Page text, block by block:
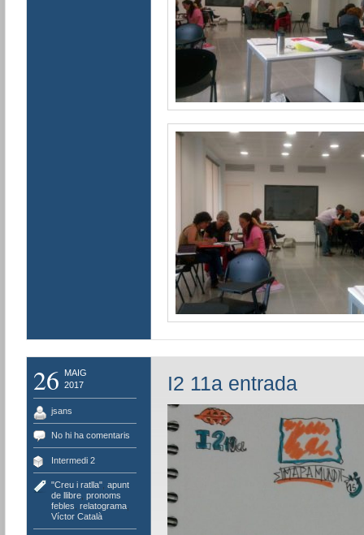
26
MAIG
2017
jsans
No hi ha comentaris
Intermedi 2
"Creu i ratlla", apunt
de llibre, pronoms
febles relatograma,
Víctor Català
I2 11a entrada